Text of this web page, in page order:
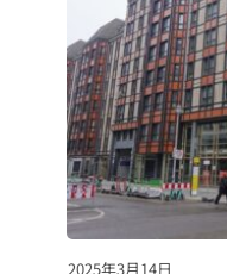
2025年3月14日